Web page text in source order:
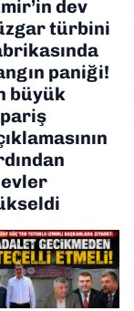
dev
türbini
paniği!
büyük